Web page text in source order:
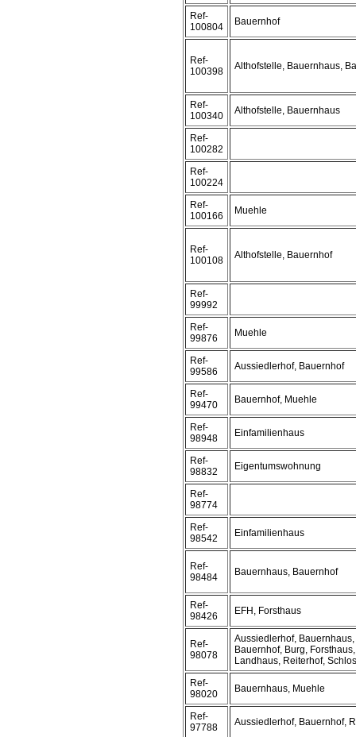
Ref-
100804
Bauernhof
Ref-
100398
Althofstelle, Bauernhaus,
Ref-
100340
Althofstelle, Bauernhaus
Ref-
100282
Ref-
100224
Ref-
100166
Muehle
Ref-
100108
Althofstelle, Bauernhof
Ref-
99992
Ref-
99876
Muehle
Ref-
99586
Aussiedlerhof, Bauernhof
Ref-
99470
Bauernhof, Muehle
Ref-
98948
Einfamilienhaus
Ref-
98832
Eigentumswohnung
Ref-
98774
Ref-
98542
Einfamilienhaus
Ref-
98484
Bauernhaus, Bauernhof
Ref-
98426
EFH, Forsthaus
Ref-
98078
Aussiedlerhof, Bauernhaus,
Bauernhof, Burg, Forsthaus,
Landhaus, Reiterhof,
Ref-
98020
Bauernhaus, Muehle
Ref-
97788
Aussiedlerhof, Bauernhof,